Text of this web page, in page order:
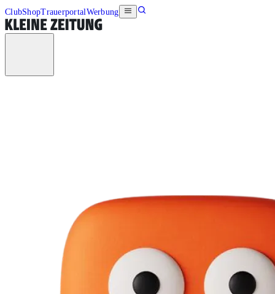
ClubShopTrauerportalWerbung